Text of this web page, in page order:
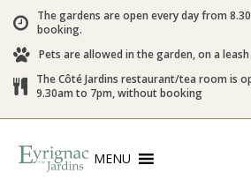
The gardens are open every day from
booking.
Pets are allowed in the garden, on a leash
The Côté Jardins restaurant/tea room is
9.30am to 7pm, without booking
MENU